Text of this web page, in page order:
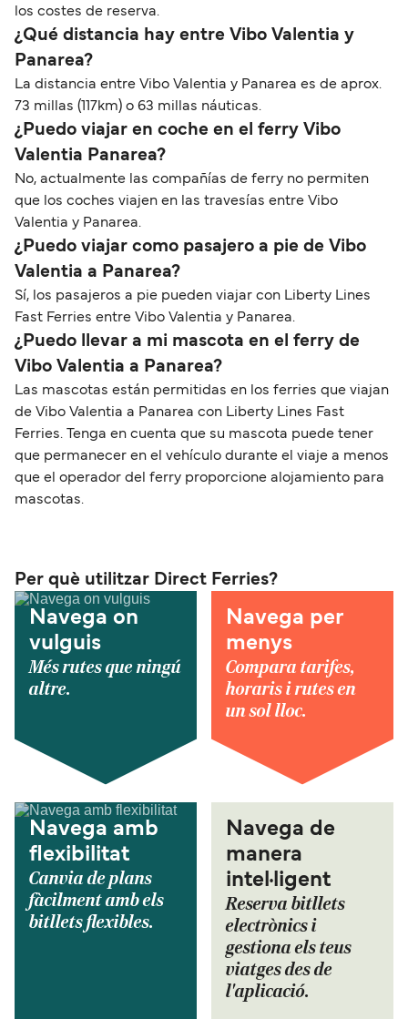
los costes de reserva.
¿Qué distancia hay entre Vibo Valentia y
Panarea?
La distancia entre Vibo Valentia y Panarea es de aprox.
73 millas (117km) o 63 millas náuticas.
¿Puedo viajar en coche en el ferry Vibo
Valentia Panarea?
No, actualmente las compañías de ferry no permiten
que los coches viajen en las travesías entre Vibo
Valentia y Panarea.
¿Puedo viajar como pasajero a pie de Vibo
Valentia a Panarea?
Sí, los pasajeros a pie pueden viajar con Liberty Lines
Fast Ferries entre Vibo Valentia y Panarea.
¿Puedo llevar a mi mascota en el ferry de
Vibo Valentia a Panarea?
Las mascotas están permitidas en los ferries que viajan
de Vibo Valentia a Panarea con Liberty Lines Fast
Ferries. Tenga en cuenta que su mascota puede tener
que permanecer en el vehículo durante el viaje a menos
que el operador del ferry proporcione alojamiento para
mascotas.
Per què utilitzar Direct Ferries?
Navega on
vulguis
Més rutes que ningú
altre.
Navega per
menys
Compara tarifes,
horaris i rutes en
un sol lloc.
Navega amb
flexibilitat
Canvia de plans
fàcilment amb els
bitllets flexibles.
Navega de
manera
intel·ligent
Reserva bitllets
electrònics i
gestiona els teus
viatges des de
l'aplicació.